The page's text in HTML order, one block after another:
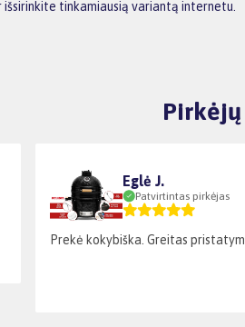
tinkamiausią variantą internetu.
Eglė J.
Patvirtintas pirkėjas
Prekė kokybiška. Greitas